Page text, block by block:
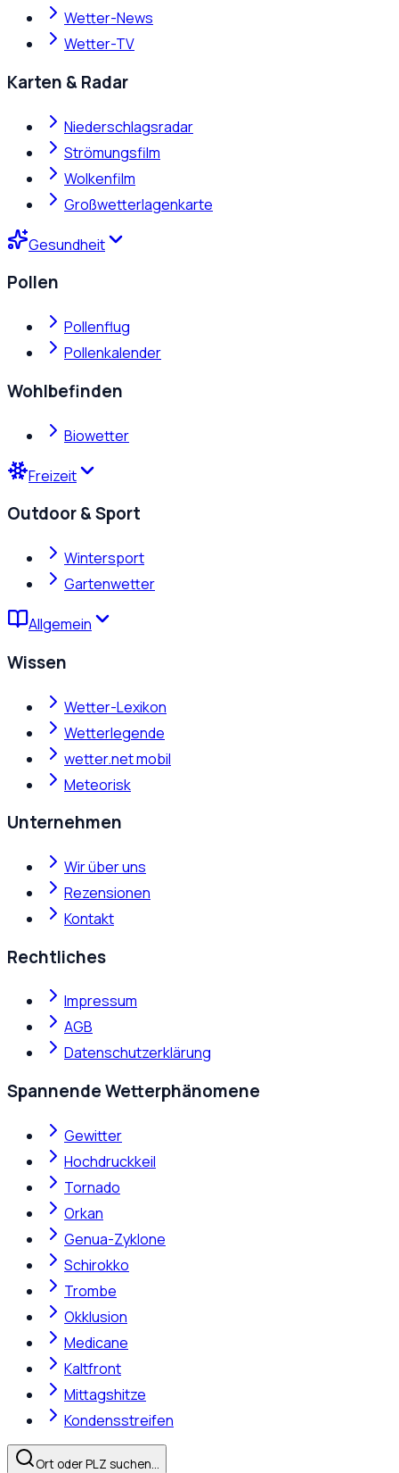
Wetter-News
Wetter-TV
Karten & Radar
Niederschlagsradar
Strömungsfilm
Wolkenfilm
Großwetterlagenkarte
Gesundheit
Pollen
Pollenflug
Pollenkalender
Wohlbefinden
Biowetter
Freizeit
Outdoor & Sport
Wintersport
Gartenwetter
Allgemein
Wissen
Wetter-Lexikon
Wetterlegende
wetter.net mobil
Meteorisk
Unternehmen
Wir über uns
Rezensionen
Kontakt
Rechtliches
Impressum
AGB
Datenschutzerklärung
Spannende Wetterphänomene
Gewitter
Hochdruckkeil
Tornado
Orkan
Genua-Zyklone
Schirokko
Trombe
Okklusion
Medicane
Kaltfront
Mittagshitze
Kondensstreifen
Ort oder PLZ suchen…